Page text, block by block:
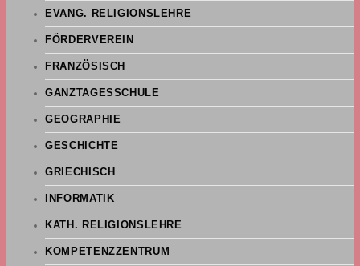
EVANG. RELIGIONSLEHRE
FÖRDERVEREIN
FRANZÖSISCH
GANZTAGESSCHULE
GEOGRAPHIE
GESCHICHTE
GRIECHISCH
INFORMATIK
KATH. RELIGIONSLEHRE
KOMPETENZZENTRUM